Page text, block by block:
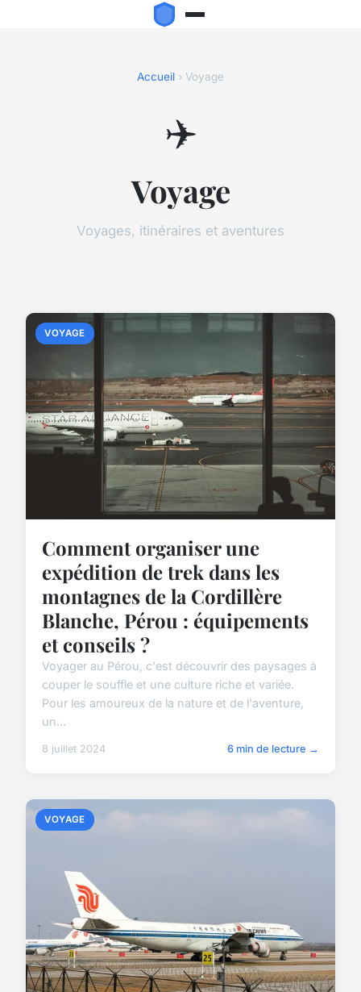
Accueil › Voyage
✈️
Voyage
Voyages, itinéraires et aventures
VOYAGE
Comment organiser une
expédition de trek dans les
montagnes de la Cordillère
Blanche, Pérou : équipements
et conseils ?
Voyager au Pérou, c'est découvrir des paysages à
couper le souffle et une culture riche et variée.
Pour les amoureux de la nature et de l'aventure,
un...
8 juillet 2024 6 min de lecture →
VOYAGE